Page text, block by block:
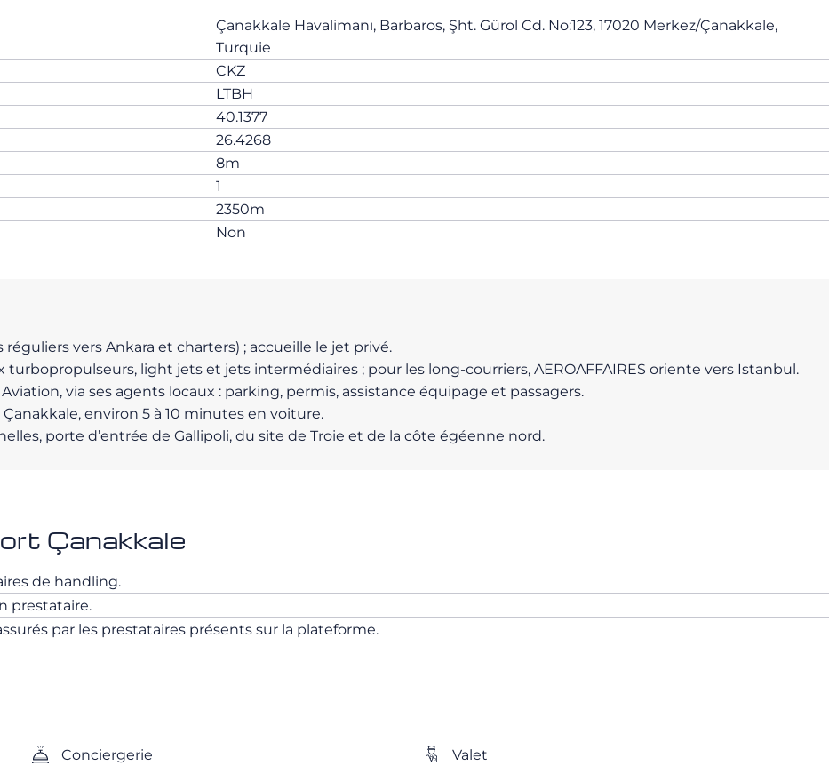
Çanakkale Havalimanı, Barbaros, Şht. Gürol Cd. No:123, 17020 Merkez/Çanakkale,
Turquie
CKZ
LTBH
40.1377
26.4268
8m
1
2350m
Non
vers Ankara et charters) ; accueille le jet privé.
turbopropulseurs, light jets et jets intermédiaires ; pour les long-courriers, AEROAFFAIRES oriente vers Istanbul.
via ses agents locaux : parking, permis, assistance équipage et passagers.
environ 5 à 10 minutes en voiture.
porte d’entrée de Gallipoli, du site de Troie et de la côte égéenne nord.
Çanakkale
de handling.
prestataire.
par les prestataires présents sur la plateforme.
Conciergerie Valet